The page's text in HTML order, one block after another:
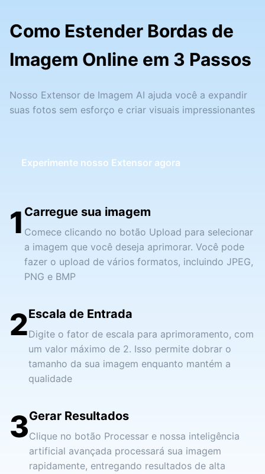
Como Estender Bordas de
Imagem Online em 3 Passos
Nosso Extensor de Imagem AI ajuda você a expandir
suas fotos sem esforço e criar visuais impressionantes
Experimente nosso Extensor agora
1 Carregue sua imagem
Comece clicando no botão Upload para selecionar
a imagem que você deseja aprimorar. Você pode
fazer o upload de vários formatos, incluindo JPEG,
PNG e BMP
2Escala de Entrada
Digite o fator de escala para aprimoramento, com
um valor máximo de 2. Isso permite dobrar o
tamanho da sua imagem enquanto mantém a
qualidade
3Gerar Resultados
Clique no botão Processar e nossa inteligência
artificial avançada processará sua imagem
rapidamente, entregando resultados de alta